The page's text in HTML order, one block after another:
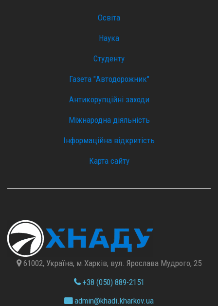
Освіта
Наука
Студенту
Газета "Автодорожник"
Антикорупційні заходи
Міжнародна діяльність
Інформаційна відкритість
Карта сайту
61002, Україна, м.Харків, вул. Ярослава Мудрого, 25
+38 (050) 889-2151
admin@khadi.kharkov.ua